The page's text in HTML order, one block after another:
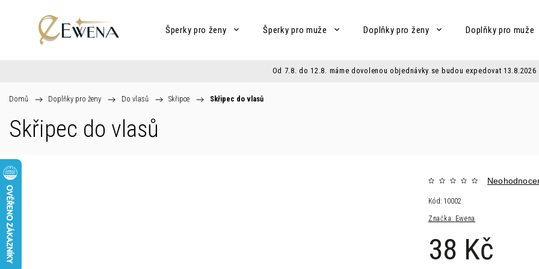
Šperky pro ženy Šperky pro muže Doplňky pro ženy Doplňky pro muže
Od 7.8. do 12.8. máme dovolenou objednávky se budou expedovat 13.8.2026
Domů / Doplňky pro ženy / Do vlasů / Skřipce / Skřipec do vlasů
Skřipec do vlasů
Značka: Ewena
38 Kč
Kód: 10002